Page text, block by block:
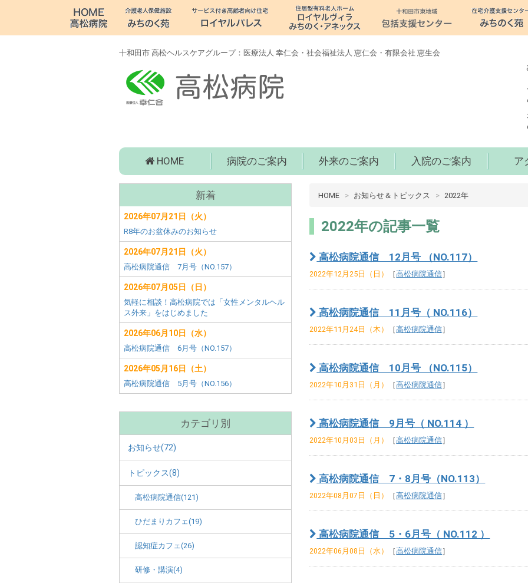
和
十和田市 高松ヘルスケアグループ：医療法人 幸仁会・社会福祉法人 恵仁会・有限会社 恵生会
高
松
病
(青
森
県
十
和
田
市)
メ
ニ
ュ
ー
HOME 病院のご案内 外来のご案内 入院のご案内 ア
病
介
護
十
和
メ
イ
ン
コ
ン
テ
ン
ツ
HOME お知らせ＆トピックス 2022年
2022年の記事一覧
高松病院通信 12月号 （NO.117）​
2022年12月25日（日） ［高松病院通信］
高松病院通信 11月号（ NO.116）
2022年11月24日（木） ［高松病院通信］
高松病院通信 10月号 （NO.115）
2022年10月31日（月） ［高松病院通信］
高松病院通信 9月号（ NO.114 ）
2022年10月03日（月） ［高松病院通信］
高松病院通信 7・8月号（NO.113）
2022年08月07日（日） ［高松病院通信］
高松病院通信 5・6月号（ NO.112 ）​
2022年06月08日（水） ［高松病院通信］
ブ
メ
ニ
ュ
ー
新着
2026年07月21日（火）
R8年のお盆休みのお知らせ
2026年07月21日（火）
高松病院通信 7月号（NO.157）
2026年07月05日（日）
気軽に相談！高松病院では「女性メンタルヘル
ス外来」をはじめました
2026年06月10日（水）
高松病院通信 6月号（NO.157）
2026年05月16日（土）
高松病院通信 5月号（NO.156）
カテゴリ別
お知らせ(72)
トピックス(8)
高松病院通信(121)
ひだまりカフェ(19)
認知症カフェ(26)
研修・講演(4)